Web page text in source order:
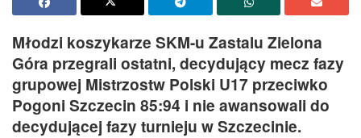
Młodzi koszykarze SKM-u Zastalu Zielona
Góra przegrali ostatni, decydujący mecz fazy
grupowej Mistrzostw Polski U17 przeciwko
Pogoni Szczecin 85:94 i nie awansowali do
decydującej fazy turnieju w Szczecinie.